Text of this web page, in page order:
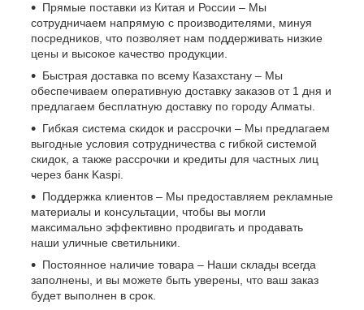
Прямые поставки из Китая и России – Мы
сотрудничаем напрямую с производителями, минуя
посредников, что позволяет нам поддерживать низкие
цены и высокое качество продукции.
Быстрая доставка по всему Казахстану – Мы
обеспечиваем оперативную доставку заказов от 1 дня и
предлагаем бесплатную доставку по городу Алматы.
Гибкая система скидок и рассрочки – Мы предлагаем
выгодные условия сотрудничества с гибкой системой
скидок, а также рассрочки и кредиты для частных лиц
через банк Kaspi.
Поддержка клиентов – Мы предоставляем рекламные
материалы и консультации, чтобы вы могли
максимально эффективно продвигать и продавать
наши уличные светильники.
Постоянное наличие товара – Наши склады всегда
заполнены, и вы можете быть уверены, что ваш заказ
будет выполнен в срок.